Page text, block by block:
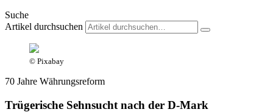
Suche
Artikel durchsuchen
© Pixabay
70 Jahre Währungsreform
Trügerische Sehnsucht nach der D-Mark